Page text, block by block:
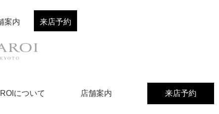
について 店舗案内 来店予約
案内 来店予約